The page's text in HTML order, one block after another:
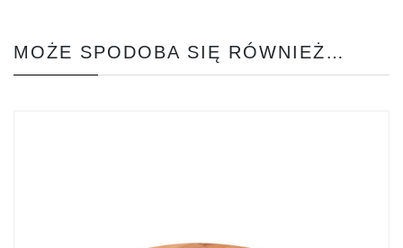
MOŻE SPODOBA SIĘ RÓWNIEŻ…